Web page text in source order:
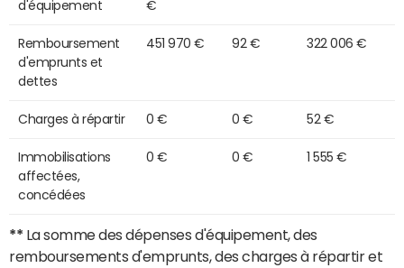
d'équipement
€
Remboursement
d'emprunts et
dettes
451 970 € 92 € 322 006 €
Charges à répartir 0 € 0 € 52 €
Immobilisations
affectées,
concédées
0 € 0 € 1 555 €
** La somme des dépenses d'équipement, des
remboursements d'emprunts, des charges à répartir et